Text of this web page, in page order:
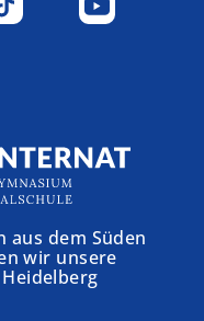
aus dem Süden
wir unsere